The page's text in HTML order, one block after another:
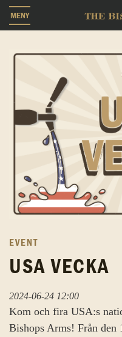
MENY
EVENT
USA VECKA
2024-06-24 12:00
Kom och fira USA:s
Bishops Arms! Från